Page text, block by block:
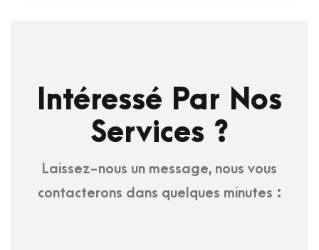
Intéressé Par Nos
Services ?
Laissez-nous un message, nous vous
contacterons dans quelques minutes :